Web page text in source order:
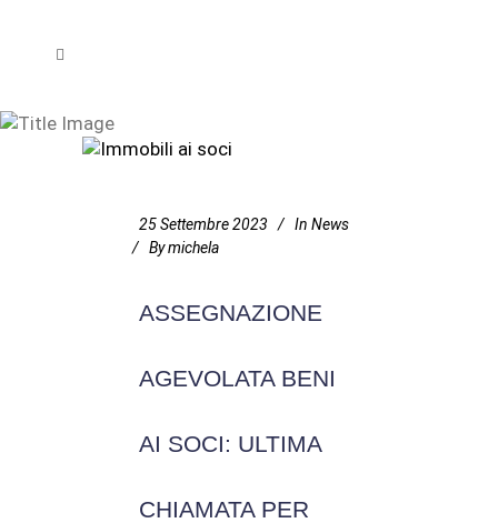
25 Settembre 2023 In News
Bymichela
ASSEGNAZIONE
AGEVOLATA BENI
AI SOCI: ULTIMA
CHIAMATA PER